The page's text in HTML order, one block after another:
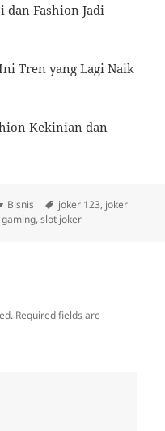
dan Fashion Jadi
Tren yang Lagi Naik
Kekinian dan
Categories
Bisnis Tags
joker 123, joker
,slot joker
Required fields are